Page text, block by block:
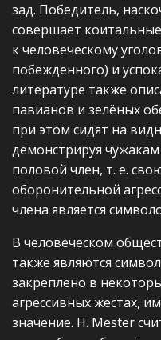
зад. Победитель,
совершает
к человеческому
побежденного) и
литературе также
павианов и зелёных
при этом сидят на
демонстрируя
половой член, т. е.
оборонительной
члена является
В человеческом
также являются
закреплено в
агрессивных жестах,
значение. Н. Mester